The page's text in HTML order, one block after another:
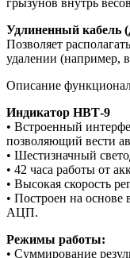
Удлиненный кабель
Позволяет
удалении (например,
Описание
Индикатор НВТ-9
• Встроенный
позволяющий вести
• Шестизначный
• 42 часа работы от
• Высокая скорость
• Построен на основе
АЦП.
Режимы работы:
• Суммирование